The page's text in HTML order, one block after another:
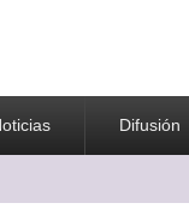
Difusión